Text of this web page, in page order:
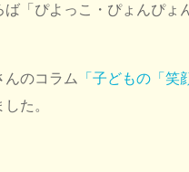
ば「ぴよっこ・ぴょんぴ
んのコラム 「子どもの「笑
た。